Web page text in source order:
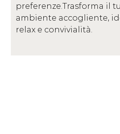
preferenze.Trasforma il
ambiente accogliente,
relax e convivialità.